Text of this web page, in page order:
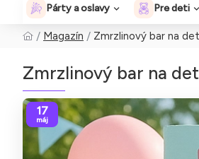
Párty a oslavy Pre deti
Magazín Zmrzlinový bar na
Zmrzlinový bar na
17
máj